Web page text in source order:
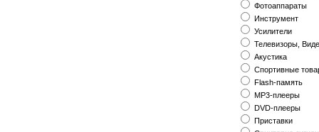
Фотоаппараты
Инструмент
Усилители
Телевизоры,
Акустика
Спортивные
Flash-память
MP3-плееры
DVD-плееры
Приставки